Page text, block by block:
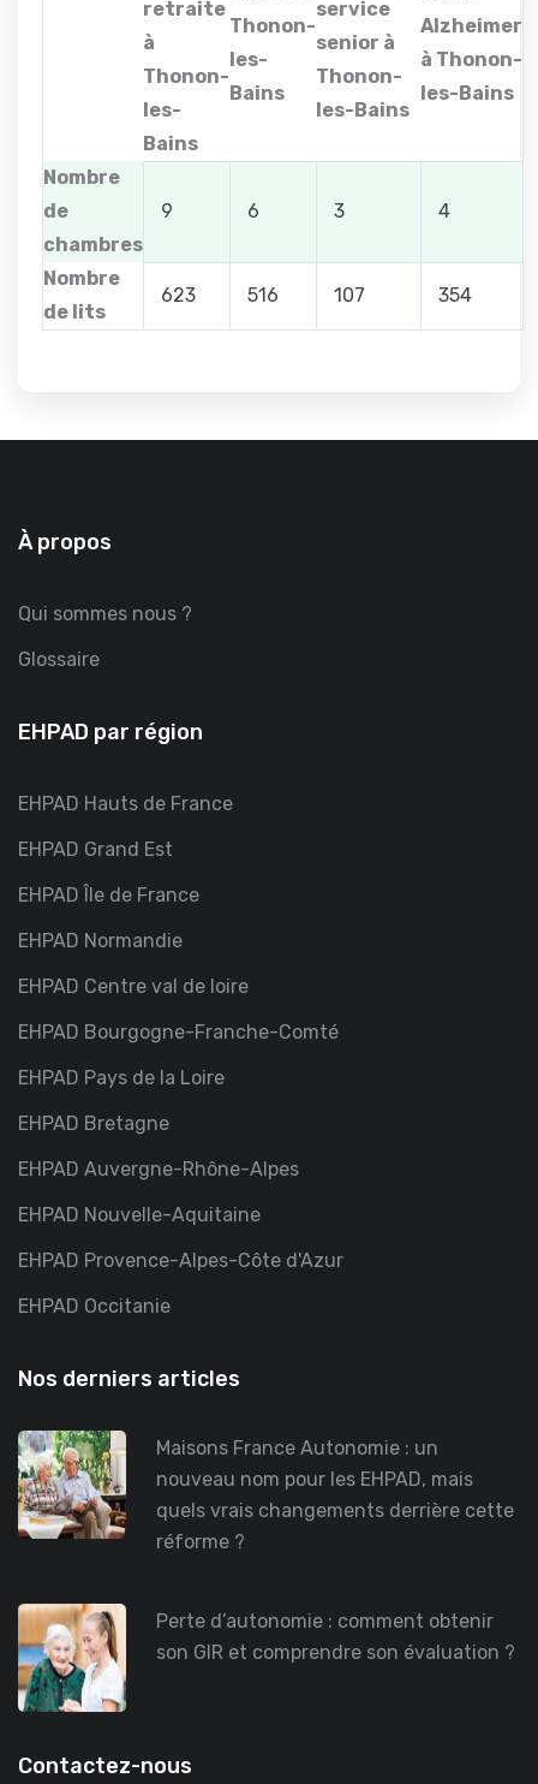
retraite
à
Thonon-
les-
Bains
Thonon-
les-
Bains
service
senior à
Thonon-
les-Bains
Alzheimer
à Thonon-
les-Bains
Nombre
de
chambres
9 6 3 4
Nombre
de lits
623 516 107 354
À propos
Qui sommes nous ?
Glossaire
EHPAD par région
EHPAD Hauts de France
EHPAD Grand Est
EHPAD Île de France
EHPAD Normandie
EHPAD Centre val de loire
EHPAD Bourgogne-Franche-Comté
EHPAD Pays de la Loire
EHPAD Bretagne
EHPAD Auvergne-Rhône-Alpes
EHPAD Nouvelle-Aquitaine
EHPAD Provence-Alpes-Côte d'Azur
EHPAD Occitanie
Nos derniers articles
Maisons France Autonomie : un
nouveau nom pour les EHPAD, mais
quels vrais changements derrière cette
réforme ?
Perte d’autonomie : comment obtenir
son GIR et comprendre son évaluation ?
Contactez-nous